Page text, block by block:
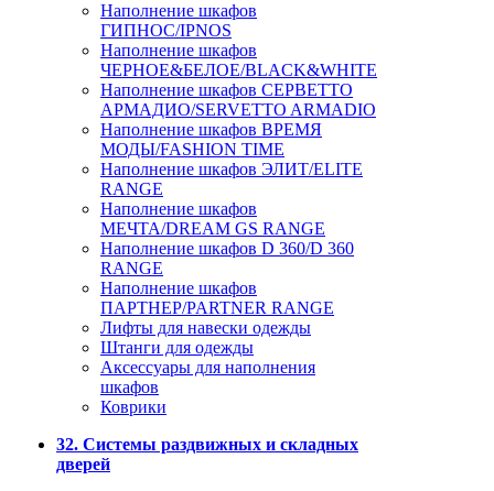
Наполнение шкафов
ГИПНОС/IPNOS
Наполнение шкафов
ЧЕРНОЕ&БЕЛОЕ/BLACK&WHITE
Наполнение шкафов СЕРВЕТТО
АРМАДИО/SERVETTO ARMADIO
Наполнение шкафов ВРЕМЯ
МОДЫ/FASHION TIME
Наполнение шкафов ЭЛИТ/ELITE
RANGE
Наполнение шкафов
МЕЧТА/DREAM GS RANGE
Наполнение шкафов D 360/D 360
RANGE
Наполнение шкафов
ПАРТНЕР/PARTNER RANGE
Лифты для навески одежды
Штанги для одежды
Аксессуары для наполнения
шкафов
Коврики
32. Системы раздвижных и складных
дверей